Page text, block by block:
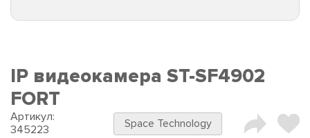
IP видеокамера ST-SF4902
FORT
Артикул:
345223
Space Technology